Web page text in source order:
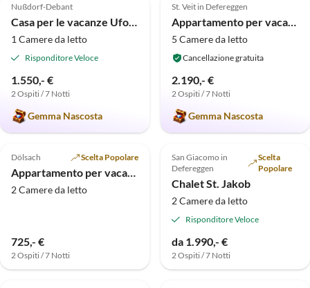
Nußdorf-Debant
Casa per le vacanze Ufogel
1 Camere da letto
Risponditore Veloce
1.550,- €
2 Ospiti / 7 Notti
Gemma Nascosta
St. Veit in Defereggen
Appartamento per vacanze Casa di Riposo Even
5 Camere da letto
Cancellazione gratuita
2.190,- €
2 Ospiti / 7 Notti
Gemma Nascosta
Alto
5.0 (2)
Dölsach Scelta Popolare
Appartamento per vacanze Panoramablick-Osttirol
2 Camere da letto
725,- €
2 Ospiti / 7 Notti
San Giacomo in
Defereggen
Scelta
Popolare
Chalet St. Jakob
2 Camere da letto
Risponditore Veloce
da 1.990,- €
2 Ospiti / 7 Notti